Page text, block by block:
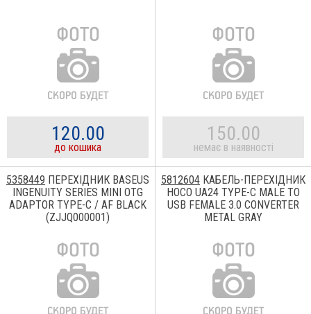
120.00
до кошика
150.00
немає в наявності
5358449 ПЕРЕХІДНИК BASEUS
INGENUITY SERIES MINI OTG
ADAPTOR TYPE-C / AF BLACK
(ZJJQ000001)
5812604 КАБЕЛЬ-ПЕРЕХІДНИК
HOCO UA24 TYPE-C MALE TO
USB FEMALE 3.0 CONVERTER
METAL GRAY